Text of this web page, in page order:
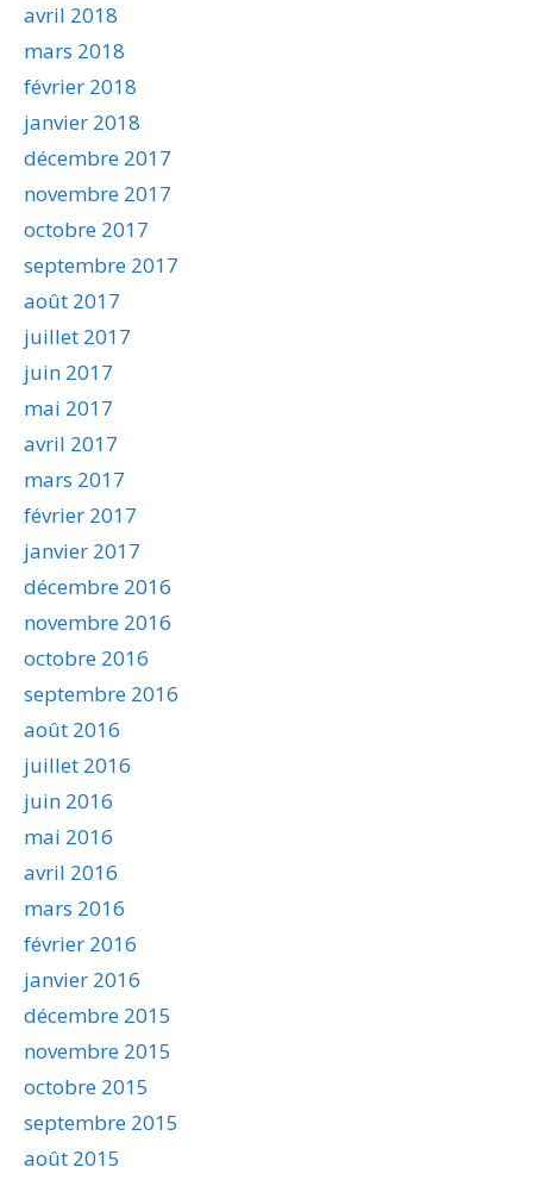
avril 2018
mars 2018
février 2018
janvier 2018
décembre 2017
novembre 2017
octobre 2017
septembre 2017
août 2017
juillet 2017
juin 2017
mai 2017
avril 2017
mars 2017
février 2017
janvier 2017
décembre 2016
novembre 2016
octobre 2016
septembre 2016
août 2016
juillet 2016
juin 2016
mai 2016
avril 2016
mars 2016
février 2016
janvier 2016
décembre 2015
novembre 2015
octobre 2015
septembre 2015
août 2015